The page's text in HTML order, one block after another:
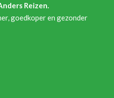
Reizen.
goedkoper en gezonder